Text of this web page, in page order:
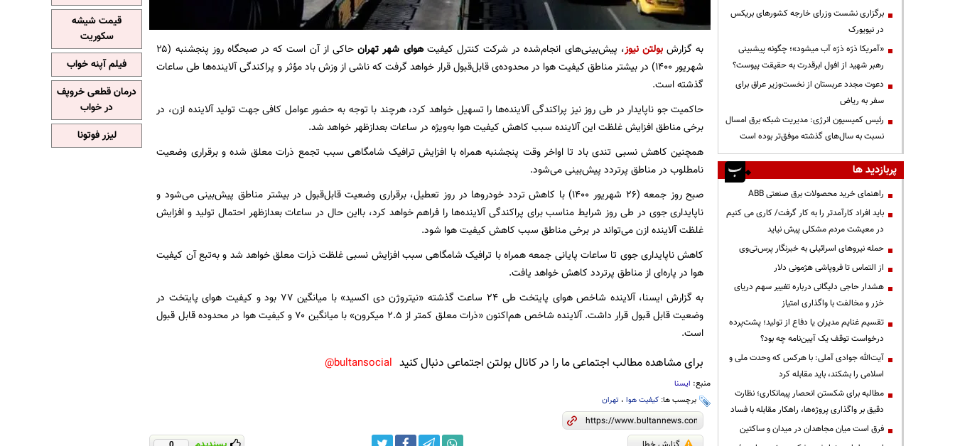
به گزارش بولتن نیوز، پیش‌بینی‌های انجام‌شده در شرکت کنترل کیفیتهوای شهر تهران
حاکی از آن است که در صبحگاه روز پنجشنبه (۲۵
شهریور ۱۴۰۰) در بیشتر مناطق کیفیت هوا در محدوده‌ی قابل‌قبول قرار خواهد گرفت که ناشی از وزش باد مؤثر و پراکندگی آلاینده‌ها طی ساعات
گذشته است.
حاکمیت جو ناپایدار در طی روز نیز پراکندگی آلاینده‌ها را تسهیل خواهد کرد، هرچند با توجه به حضور عوامل کافی جهت تولید آلاینده ازن، در
برخی مناطق افزایش غلظت این آلاینده سبب کاهش کیفیت هوا به‌ویژه در ساعات بعدازظهر خواهد شد.
همچنین کاهش نسبی تندی باد تا اواخر وقت پنجشنبه همراه با افزایش ترافیک شامگاهی سبب تجمع ذرات معلق شده و برقراری وضعیت
نامطلوب در مناطق پرتردد پیش‌بینی می‌شود.
صبح روز جمعه (۲۶ شهریور ۱۴۰۰) با کاهش تردد خودروها در روز تعطیل، برقراری وضعیت قابل‌قبول در بیشتر مناطق پیش‌بینی می‌شود و
ناپایداری جوی در طی روز شرایط مناسب برای پراکندگی آلاینده‌ها را فراهم خواهد کرد، بااین حال در ساعات بعدازظهر احتمال تولید و افزایش
غلظت آلاینده‌ ازن می‌تواند در برخی مناطق سبب کاهش کیفیت هوا شود.
کاهش ناپایداری جوی تا ساعات پایانی جمعه همراه با ترافیک شامگاهی سبب افزایش نسبی غلظت ذرات معلق خواهد شد و به‌تبع آن کیفیت
هوا در پاره‌ای از مناطق پرتردد کاهش خواهد یافت.
به گزارش ایسنا، آلاینده شاخص هوای پایتخت طی ۲۴ ساعت گذشته «نیتروژن دی اکسید» با میانگین ۷۷ بود و کیفیت هوای پایتخت در
وضعیت قابل قبول قرار داشت. آلاینده شاخص هم‌اکنون «ذرات معلق کمتر از ۲.۵ میکرون» با میانگین ۷۰ و کیفیت هوا در محدوده قابل قبول
است.
برای مشاهده مطالب اجتماعی ما را در کانال بولتن اجتماعی دنبال کنید bultansocial@
منبع: ایسنا
برچسب ها: کیفیت هوا، تهران
برگزاری نشست وزرای خارجه کشورهای بریکس
در نیویورک
«آمریکا ذرّه ذرّه آب میشود»؛ چگونه پیشبینی
رهبر شهید از افول ابرقدرت به حقیقت پیوست؟
دعوت مجدد عربستان از نخست‌وزیر عراق برای
سفر به ریاض
رئیس کمیسیون انرژی: مدیریت شبکه برق امسال
نسبت به سال‌های گذشته موفق‌تر بوده است
پربازدید ها
راهنمای خرید محصولات برق صنعتی ABB
باید افراد کارآمدتر را به کار گرفت/ کاری می کنیم
در معیشت مردم مشکلی پیش نیاید
حمله نیروهای اسرائیلی به خبرنگار پرس‌تی‌وی
از التماس تا فروپاشی هژمونی دلار
هشدار حاجی دلیگانی درباره تغییر سهم دریای
خزر و مخالفت با واگذاری امتیاز
تقسیم غنایم مدیران یا دفاع از تولید؛ پشت‌پرده
درخواست توقف یک آیین‌نامه چه بود؟
آیت‌الله جوادی آملی: با هرکس که وحدت ملی و
اسلامی را بشکند، باید مقابله کرد
مطالبه برای شکستن انحصار پیمانکاری؛ نظارت
دقیق بر واگذاری پروژه‌ها، راهکار مقابله با فساد
فرق است میان مجاهدان در میدان و ساکتین
قیمت شیشه
سکوریت
فیلم آپنه خواب
درمان قطعی خروپف
در خواب
لیزر فوتونا